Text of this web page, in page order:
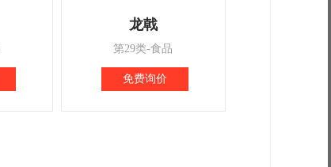
龙戟
第29类-食品
免费询价